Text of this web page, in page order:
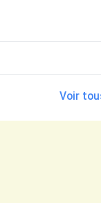
Voir